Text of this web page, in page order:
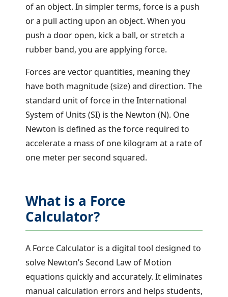
of an object. In simpler terms, force is a push
or a pull acting upon an object. When you
push a door open, kick a ball, or stretch a
rubber band, you are applying force.
Forces are vector quantities, meaning they
have both magnitude (size) and direction. The
standard unit of force in the International
System of Units (SI) is the Newton (N). One
Newton is defined as the force required to
accelerate a mass of one kilogram at a rate of
one meter per second squared.
What is a Force
Calculator?
A Force Calculator is a digital tool designed to
solve Newton’s Second Law of Motion
equations quickly and accurately. It eliminates
manual calculation errors and helps students,